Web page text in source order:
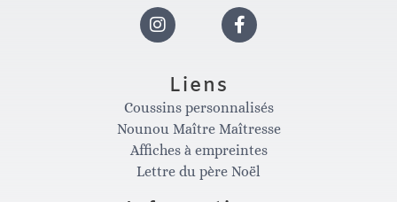
I
n
s
t
F
a
c
e
Liens
Coussins personnalisés
Nounou Maître Maîtresse
Affiches à empreintes
Lettre du père Noël